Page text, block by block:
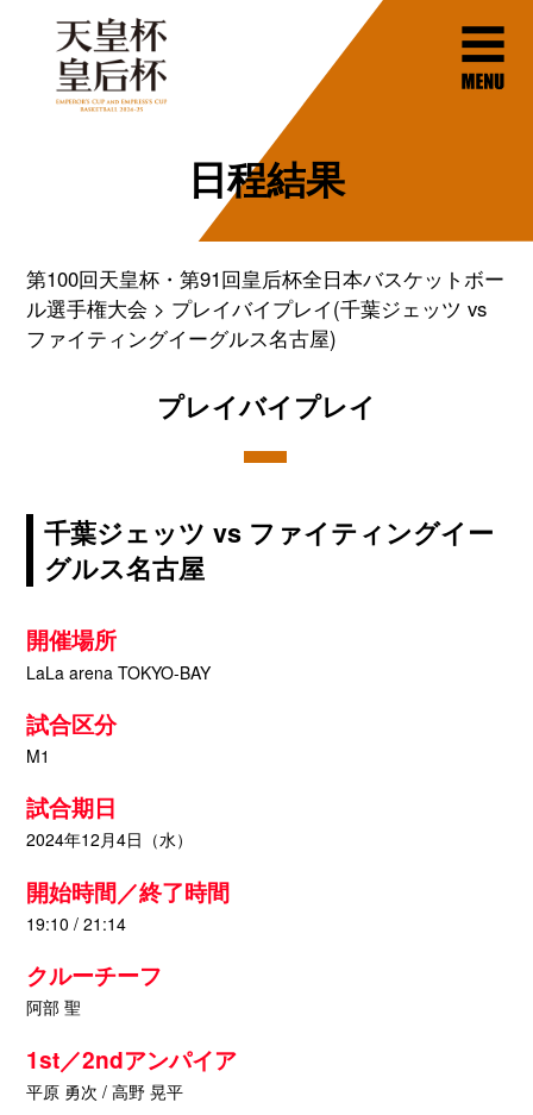
日程結果
第100回天皇杯・第91回皇后杯全日本バスケットボー
ル選手権大会
プレイバイプレイ(千葉ジェッツ vs
ファイティングイーグルス名古屋)
プレイバイプレイ
千葉ジェッツ vs ファイティングイー
グルス名古屋
開催場所
LaLa arena TOKYO-BAY
試合区分
M1
試合期日
2024年12月4日（水）
開始時間／終了時間
19:10 / 21:14
クルーチーフ
阿部 聖
1st／2ndアンパイア
平原 勇次 / 高野 晃平